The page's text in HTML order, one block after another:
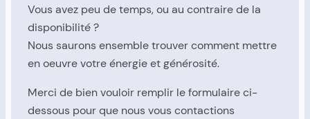
Vous avez peu de temps, ou au contraire de la
disponibilité ?
Nous saurons ensemble trouver comment mettre
en oeuvre votre énergie et générosité.
Merci de bien vouloir remplir le formulaire ci-
dessous pour que nous vous contactions